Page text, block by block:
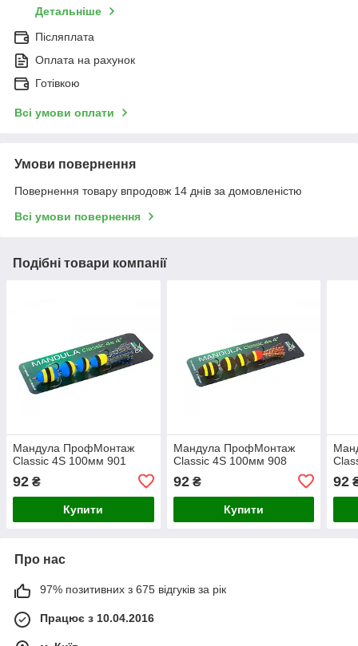
Детальніше
Післяплата
Оплата на рахунок
Готівкою
Всі умови оплати
Умови повернення
Повернення товару впродовж 14 днів за домовленістю
Всі умови повернення
Подібні товари компанії
Мандула ПрофМонтаж
Classic 4S 100мм 901
92 ₴
Купити
Мандула ПрофМонтаж
Classic 4S 100мм 908
92₴
Купити
92
Про нас
97% позитивних з 675 відгуків за рік
Працює з 10.04.2016